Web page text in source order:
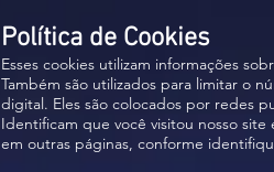
Política de Cookies
Esses cookies utilizam informações
Também são utilizados para limitar o
digital. Eles são colocados por redes
Identificam que você visitou nosso
em outras páginas, conforme